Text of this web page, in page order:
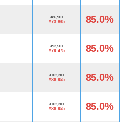
¥86,900
¥73,865 85.0%
¥93,500
¥79,475 85.0%
¥102,300
¥86,955 85.0%
¥102,300
¥86,955 85.0%